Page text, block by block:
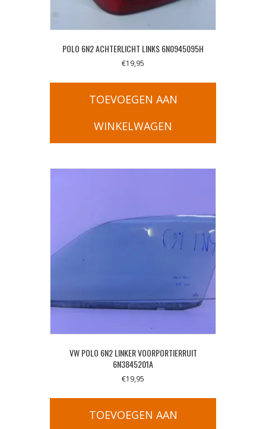
POLO 6N2 ACHTERLICHT LINKS 6N0945095H
€19,95
TOEVOEGEN AAN
WINKELWAGEN
VW POLO 6N2 LINKER VOORPORTIERRUIT
6N3845201A
€19,95
TOEVOEGEN AAN